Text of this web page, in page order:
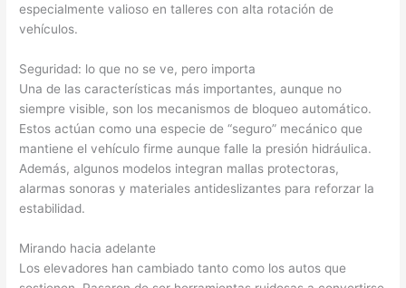
especialmente valioso en talleres con alta rotación de
vehículos.
Seguridad: lo que no se ve, pero importa
Una de las características más importantes, aunque no
siempre visible, son los mecanismos de bloqueo automático.
Estos actúan como una especie de “seguro” mecánico que
mantiene el vehículo firme aunque falle la presión hidráulica.
Además, algunos modelos integran mallas protectoras,
alarmas sonoras y materiales antideslizantes para reforzar la
estabilidad.
Mirando hacia adelante
Los elevadores han cambiado tanto como los autos que